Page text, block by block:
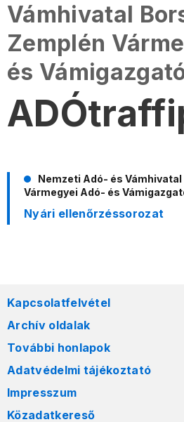
Vámhivatal
Zemplén
és
Nemzeti Adó- és
Vármegyei Adó- és
Nyári ellenőrzéssorozat
Kapcsolatfelvétel
Archív oldalak
További honlapok
Adatvédelmi tájékoztató
Impresszum
Közadatkereső